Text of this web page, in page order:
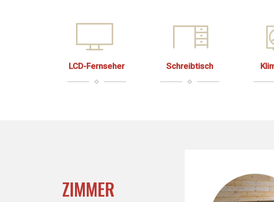
LCD-Fernseher Schreibtisch
ZIMMER